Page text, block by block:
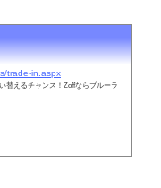
trade-in.aspx
替えるチャンス！Zoffならブルーラ